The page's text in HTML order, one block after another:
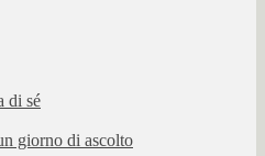
di sé
giorno di ascolto